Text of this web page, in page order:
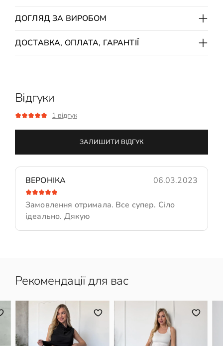
ДОГЛЯД ЗА ВИРОБОМ
ДОСТАВКА, ОПЛАТА, ГАРАНТІЇ
Відгуки
1 відгук
ЗАЛИШИТИ ВІДГУК
ВЕРОНІКА 06.03.2023
Замовлення отримала. Все супер. Сіло
ідеально. Дякую
Рекомендації для вас